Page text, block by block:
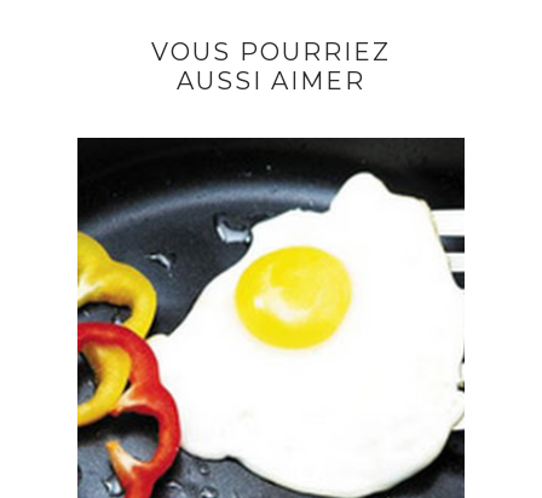
VOUS POURRIEZ
AUSSI AIMER